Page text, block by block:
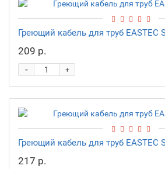
Греющий кабель для труб EASTEC
209 р.
+
-
Греющий кабель для труб EASTEC
217 р.